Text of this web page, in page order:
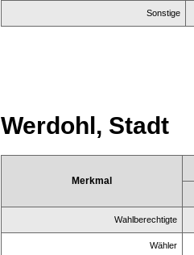
Sonstige
Werdohl, Stadt
Merkmal
Wahlberechtigte
Wähler